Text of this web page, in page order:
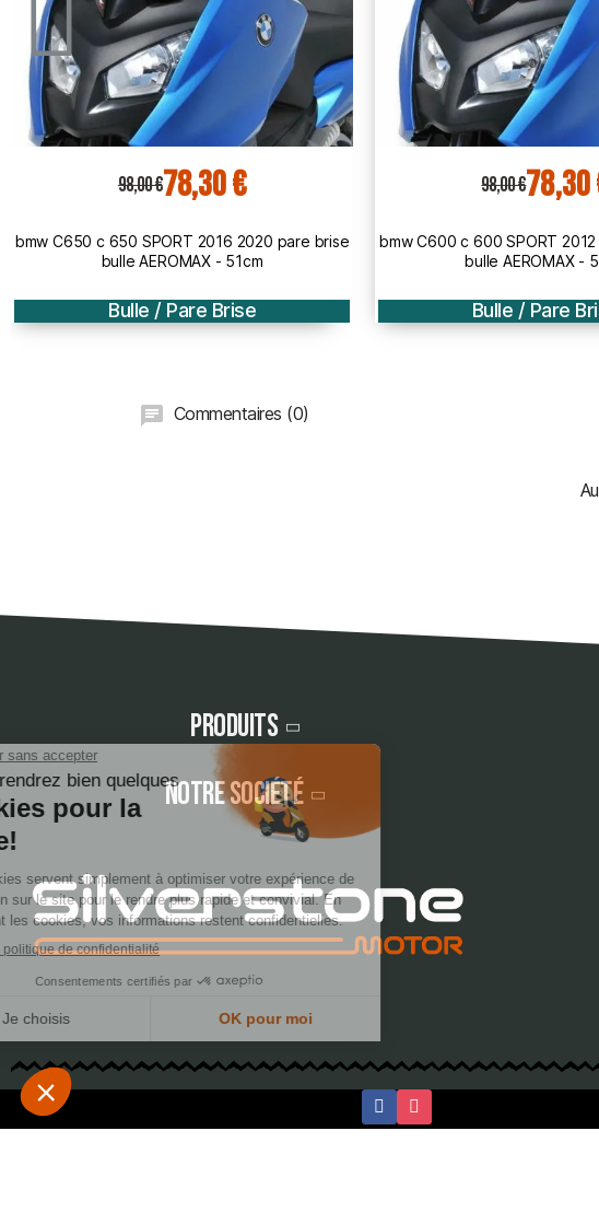
98,00 €78,30 €
bmw C600 c 600 SPORT 2012 2015 pare brise
bulle AEROMAX - 51cm
Bulle / Pare Brise
140,00 €
ermax honda X-ADV 750
TOURING HP -
Bulle
Commentaires (0)
Produits
Notre société